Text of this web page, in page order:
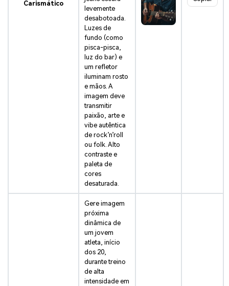
Carismático
levemente
desabotoada.
Luzes de
fundo (como
pisca-pisca,
luz do bar) e
um refletor
iluminam rosto
e mãos. A
imagem deve
transmitir
paixão, arte e
vibe autêntica
de rock’n’roll
ou folk. Alto
contraste e
paleta de
cores
desaturada.
Gere imagem
próxima
dinâmica de
um jovem
atleta, início
dos 20,
durante treino
de alta
intensidade em